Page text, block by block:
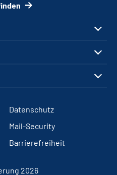
Datenschutz
Mail-Security
Barrierefreiheit
2026